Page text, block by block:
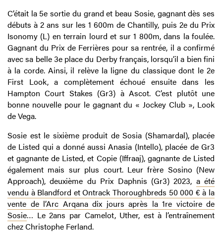
C’était la 5e sortie du grand et beau Sosie, gagnant dès ses
débuts à 2 ans sur les 1 600m de Chantilly, puis 2e du Prix
Isonomy (L) en terrain lourd et sur 1 800m, dans la foulée.
Gagnant du Prix de Ferrières pour sa rentrée, il a confirmé
avec sa belle 3e place du Derby français, lorsqu’il a bien fini
à la corde. Ainsi, il relève la ligne du classique dont le 2e
First Look, a complètement échoué ensuite dans les
Hampton Court Stakes (Gr3) à Ascot. C’est plutôt une
bonne nouvelle pour le gagnant du « Jockey Club », Look
de Vega.
Sosie est le sixième produit de Sosia (Shamardal), placée
de Listed qui a donné aussi Anasia (Intello), placée de Gr3
et gagnante de Listed, et Copie (Iffraaj), gagnante de Listed
également mais sur plus court. Leur frère Sosino (New
Approach), deuxième du Prix Daphnis (Gr3) 2023, a été
vendu à Blandford et Ontrack Thoroughbreds 50 000 € à la
vente de l’Arc Arqana dix jours après la 1re victoire de
Sosie… Le 2ans par Camelot, Uther, est à l’entraînement
chez Christophe Ferland.